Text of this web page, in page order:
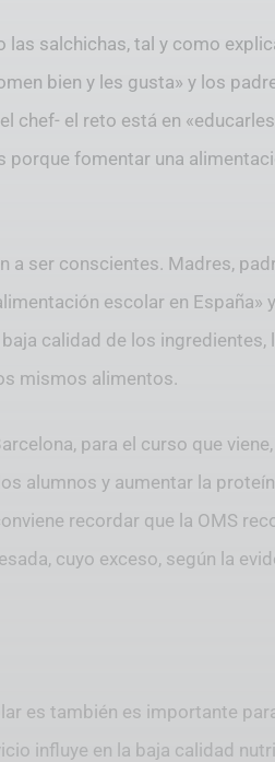
las salchichas, tal y como
bien y les gusta» y los
chef- el reto está en
porque fomentar una
a ser conscientes. Madres,
escolar en España»
calidad de los ingredientes,
mismos alimentos.
para el curso que
alumnos y aumentar la
recordar que la OMS
cuyo exceso, según la
es también es importante
influye en la baja calidad